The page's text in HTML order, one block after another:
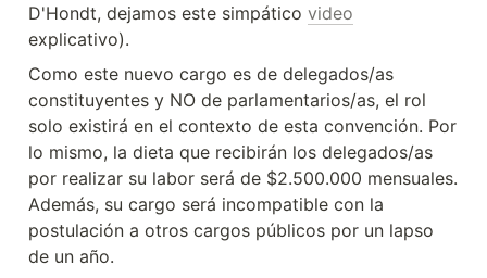
D'Hondt, dejamos este simpático video
explicativo).
Como este nuevo cargo es de delegados/as
constituyentes y NO de parlamentarios/as, el rol
solo existirá en el contexto de esta convención. Por
lo mismo, la dieta que recibirán los delegados/as
por realizar su labor será de $2.500.000 mensuales.
Además, su cargo será incompatible con la
postulación a otros cargos públicos por un lapso
de un año.